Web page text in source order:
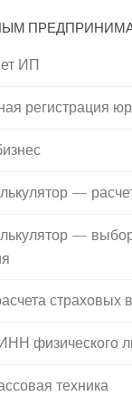
ИП
регистрация
—
—
страховых
физического
техника